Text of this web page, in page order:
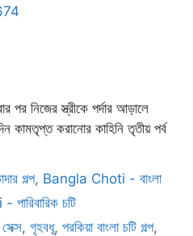
নিজের স্ত্রীকে পর্দার আড়ালে
কামতৃপ্ত করানোর কাহিনি তৃতীয় পর্ব
গল্প, Bangla Choti - বাংলা
চটি
,গৃহবধূ,পরকিয়া বাংলা চটি গল্প,